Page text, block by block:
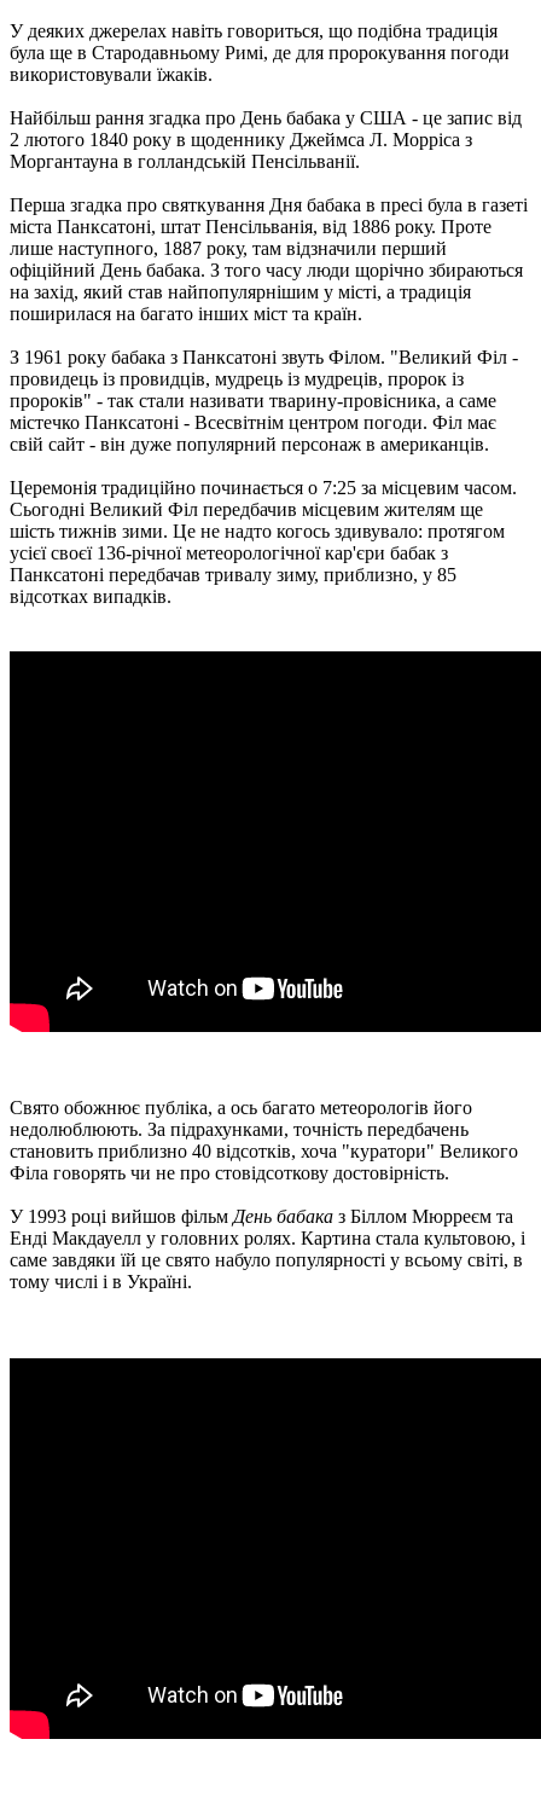
У деяких джерелах навіть говориться, що подібна традиція
була ще в Стародавньому Римі, де для пророкування погоди
використовували їжаків.
Найбільш рання згадка про День бабака у США - це запис від
2 лютого 1840 року в щоденнику Джеймса Л. Морріса з
Моргантауна в голландській Пенсільванії.
Перша згадка про святкування Дня бабака в пресі була в газеті
міста Панксатоні, штат Пенсільванія, від 1886 року. Проте
лише наступного, 1887 року, там відзначили перший
офіційний День бабака. З того часу люди щорічно збираються
на захід, який став найпопулярнішим у місті, а традиція
поширилася на багато інших міст та країн.
З 1961 року бабака з Панксатоні звуть Філом. "Великий Філ -
провидець із провидців, мудрець із мудреців, пророк із
пророків" - так стали називати тварину-провісника, а саме
містечко Панксатоні - Всесвітнім центром погоди. Філ має
свій сайт - він дуже популярний персонаж в американців.
Церемонія традиційно починається о 7:25 за місцевим часом.
Сьогодні Великий Філ передбачив місцевим жителям ще
шість тижнів зими. Це не надто когось здивувало: протягом
усієї своєї 136-річної метеорологічної кар'єри бабак з
Панксатоні передбачав тривалу зиму, приблизно, у 85
відсотках випадків.
Свято обожнює публіка, а ось багато метеорологів його
недолюблюють. За підрахунками, точність передбачень
становить приблизно 40 відсотків, хоча "куратори" Великого
Філа говорять чи не про стовідсоткову достовірність.
У 1993 році вийшов фільм День бабака з Біллом Мюрреєм та
Енді Макдауелл у головних ролях. Картина стала культовою, і
саме завдяки їй це свято набуло популярності у всьому світі, в
тому числі і в Україні.